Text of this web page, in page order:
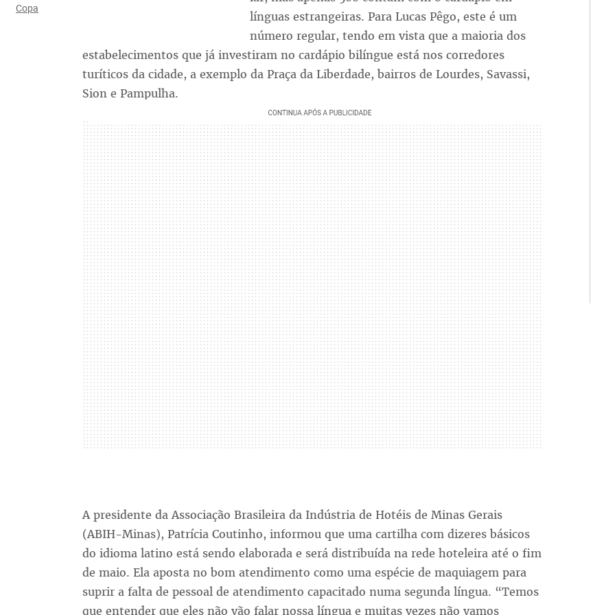
Copa
línguas estrangeiras. Para Lucas Pêgo, este é um
número regular, tendo em vista que a maioria dos
estabelecimentos que já investiram no cardápio bilíngue está nos corredores
turíticos da cidade, a exemplo da Praça da Liberdade, bairros de Lourdes, Savassi,
Sion e Pampulha.
A presidente da Associação Brasileira da Indústria de Hotéis de Minas Gerais
(ABIH-Minas), Patrícia Coutinho, informou que uma cartilha com dizeres básicos
do idioma latino está sendo elaborada e será distribuída na rede hoteleira até o fim
de maio. Ela aposta no bom atendimento como uma espécie de maquiagem para
suprir a falta de pessoal de atendimento capacitado numa segunda língua. “Temos
que entender que eles não vão falar nossa língua e muitas vezes não vamos